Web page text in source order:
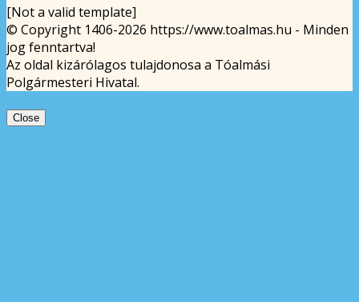
[Not a valid template]
© Copyright 1406-2026 https://www.toalmas.hu - Minden
jog fenntartva!
Az oldal kizárólagos tulajdonosa a Tóalmási
Polgármesteri Hivatal.
Close